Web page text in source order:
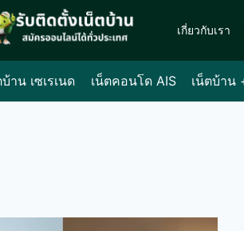
เกี่ยวกับเรา
บ้าน เซเรเนด เน็ตคอนโด AIS เน็ตบ้าน